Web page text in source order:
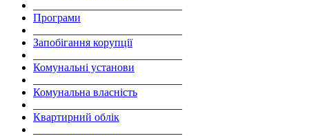
Програми
Запобігання корупції
Комунальні установи
Комунальна власність
Квартирний облік